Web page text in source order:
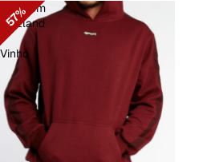
57%
Moletom
Velzland
-
Vinho